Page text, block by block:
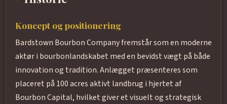
Koncept og positionering
Bardstown Bourbon Company fremstår som en moderne
aktør i bourbonlandskabet med en bevidst vægt på både
innovation og tradition. Anlægget præsenteres som
placeret på 100 acres aktivt landbrug i hjertet af
Bourbon Capital, hvilket giver et visuelt og strategisk